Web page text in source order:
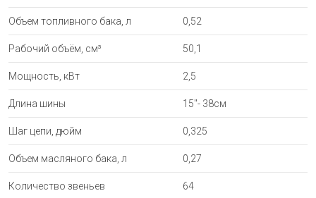
Объем топливного бака, л 0,52
Рабочий объём, см³ 50,1
Мощность, кВт 2,5
Длина шины 15"- 38см
Шаг цепи, дюйм 0,325
Объем масляного бака, л 0,27
Количество звеньев 64